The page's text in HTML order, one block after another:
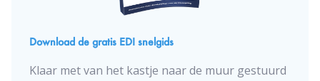
Download de gratis EDI snelgids
Klaar met van het kastje naar de muur gestuurd